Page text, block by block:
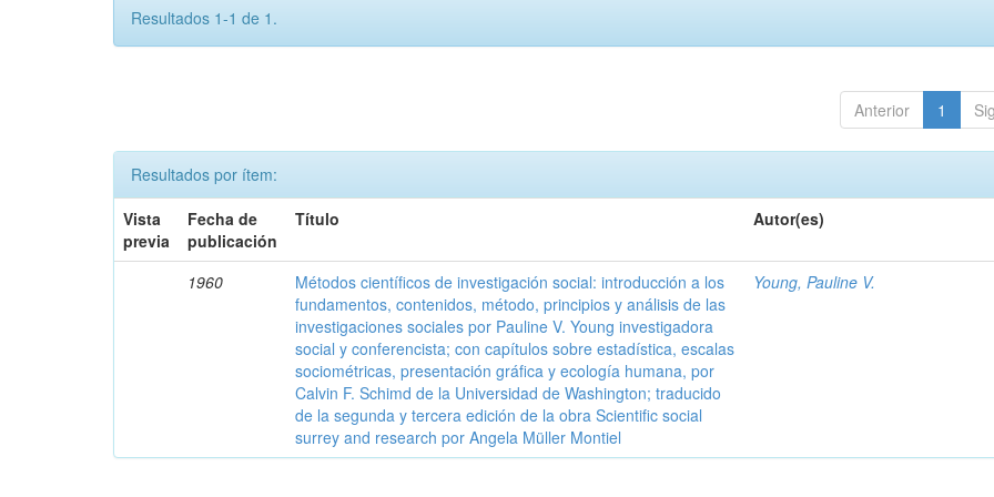
Resultados 1-1 de 1.
Anterior 1
Resultados por ítem:
Vista
previa
Fecha de
publicación
Título Autor(es)
1960
Métodos científicos de investigación social: introducción a los
fundamentos, contenidos, método, principios y análisis de las
investigaciones sociales por Pauline V. Young investigadora
social y conferencista; con capítulos sobre estadística, escalas
sociométricas, presentación gráfica y ecología humana, por
Calvin F. Schimd de la Universidad de Washington; traducido
de la segunda y tercera edición de la obra Scientific social
surrey and research por Angela Müller Montiel
Young, Pauline V.